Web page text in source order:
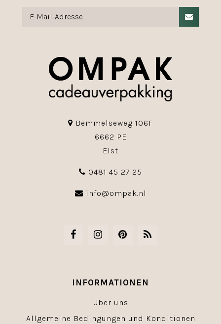
Bemmelseweg 106F
6662 PE
Elst
0481 45 27 25
info@ompak.nl
INFORMATIONEN
Über uns
Allgemeine Bedingungen und Konditionen